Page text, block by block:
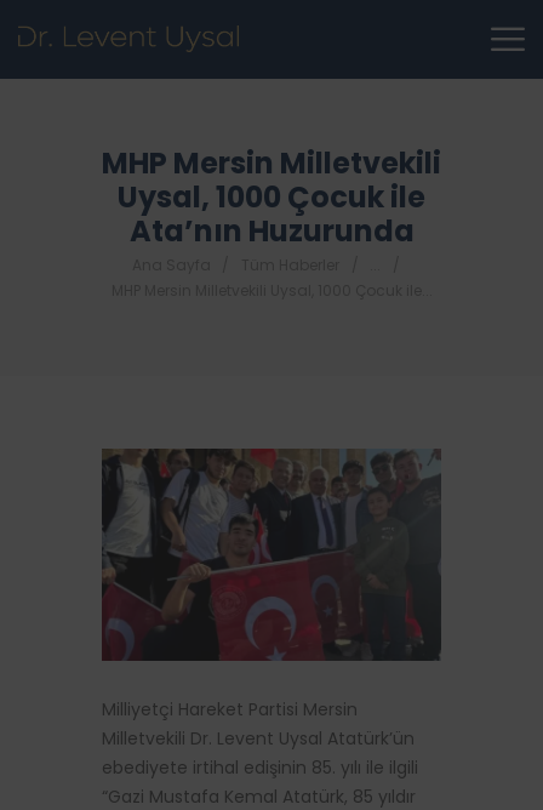
MHP Mersin Milletvekili
Uysal, 1000 Çocuk ile
Ata’nın Huzurunda
Milliyetçi Hareket Partisi Mersin
Milletvekili Dr. Levent Uysal Atatürk’ün
ebediyete irtihal edişinin 85. yılı ile ilgili
“Gazi Mustafa Kemal Atatürk, 85 yıldır